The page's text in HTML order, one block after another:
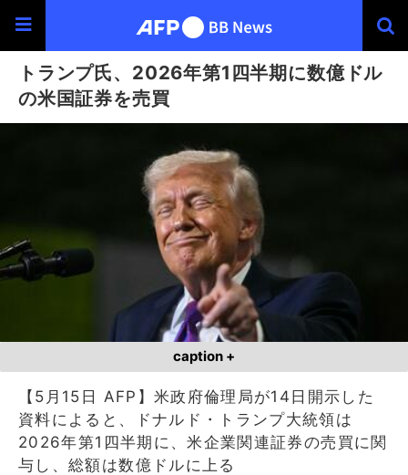
トランプ氏、2026年第1四半期に数億ドル
の米国証券を売買
caption +
【5月15日 AFP】米政府倫理局が14日開示した
資料によると、ドナルド・トランプ大統領は
2026年第1四半期に、米企業関連証券の売買に関
与し、総額は数億ドルに上る